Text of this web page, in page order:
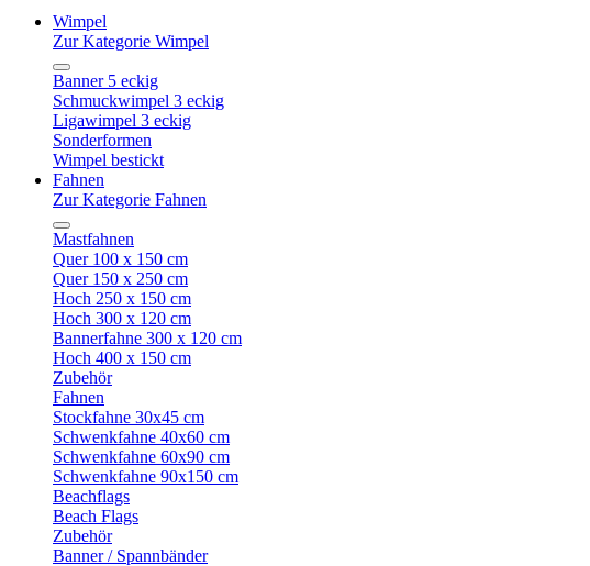
Wimpel
Zur Kategorie Wimpel
Banner 5 eckig
Schmuckwimpel 3 eckig
Ligawimpel 3 eckig
Sonderformen
Wimpel bestickt
Fahnen
Zur Kategorie Fahnen
Mastfahnen
Quer 100 x 150 cm
Quer 150 x 250 cm
Hoch 250 x 150 cm
Hoch 300 x 120 cm
Bannerfahne 300 x 120 cm
Hoch 400 x 150 cm
Zubehör
Fahnen
Stockfahne 30x45 cm
Schwenkfahne 40x60 cm
Schwenkfahne 60x90 cm
Schwenkfahne 90x150 cm
Beachflags
Beach Flags
Zubehör
Banner / Spannbänder